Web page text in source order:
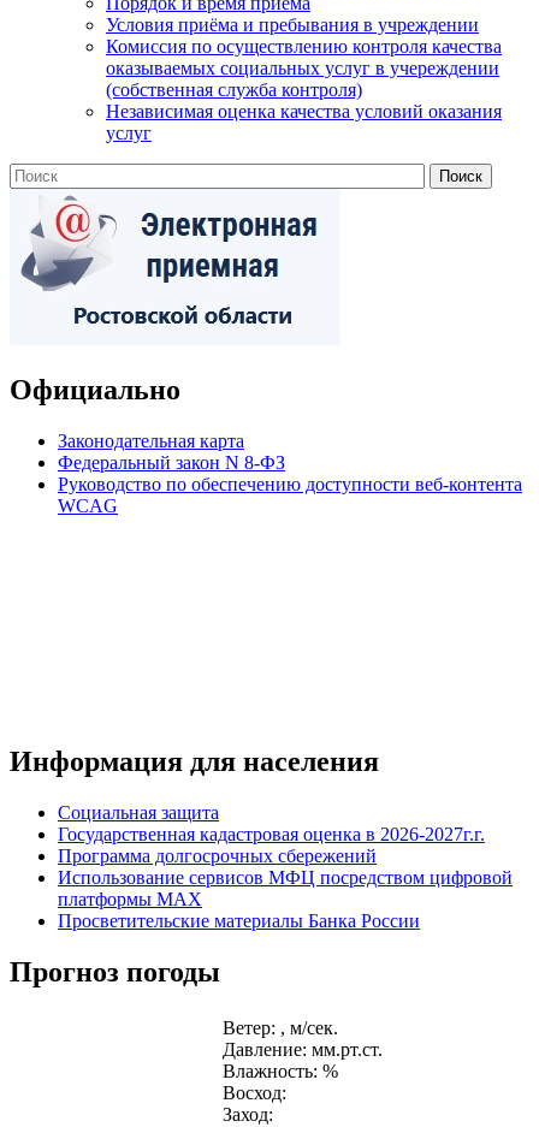
Условия приёма и пребывания в учреждении
Комиссия по осуществлению контроля качества
оказываемых социальных услуг в учереждении
(собственная служба контроля)
Независимая оценка качества условий оказания
услуг
Официально
Законодательная карта
Федеральный закон N 8-ФЗ
Руководство по обеспечению доступности веб-контента
WCAG
Информация для населения
Социальная защита
Государственная кадастровая оценка в 2026-2027г.г.
Программа долгосрочных сбережений
Использование сервисов МФЦ посредством цифровой
платформы MAX
Просветительские материалы Банка России
Прогноз погоды
Ветер: , м/сек.
Давление: мм.рт.ст.
Влажность: %
Восход:
Заход: